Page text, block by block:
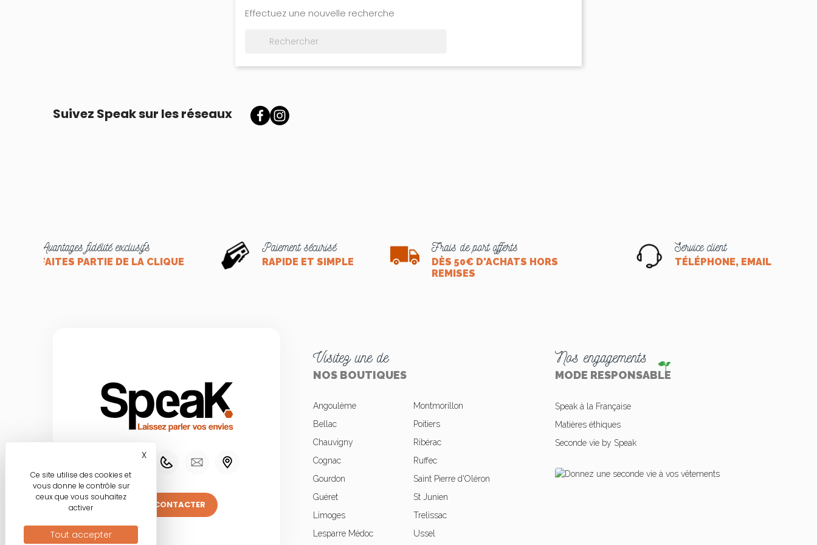
Effectuez une nouvelle recherche
Suivez Speak sur les réseaux
Avantages fidélité exclusifs
FAITES PARTIE DE LA CLIQUE
Paiement sécurisé
RAPIDE ET SIMPLE
Frais de port offerts
DÈS 50€ D'ACHATS HORS
REMISES
Service client
TÉLÉPHONE, EMAIL OU
NOUS CONTACTER
Visitez une de
NOS BOUTIQUES
Angoulème
Bellac
Chauvigny
Cognac
Gourdon
Guéret
Limoges
Lesparre Médoc
Montmorillon
Poitiers
Ribérac
Ruffec
Saint Pierre d'Oléron
St Junien
Trelissac
Ussel
Nos engagements
MODE RESPONSABLE
Speak à la Française
Matières éthiques
Seconde vie by Speak
Ce site utilise des cookies et
vous donne le contrôle sur
ceux que vous souhaitez
activer
Tout accepter
XMasquer le bandeau des cookies